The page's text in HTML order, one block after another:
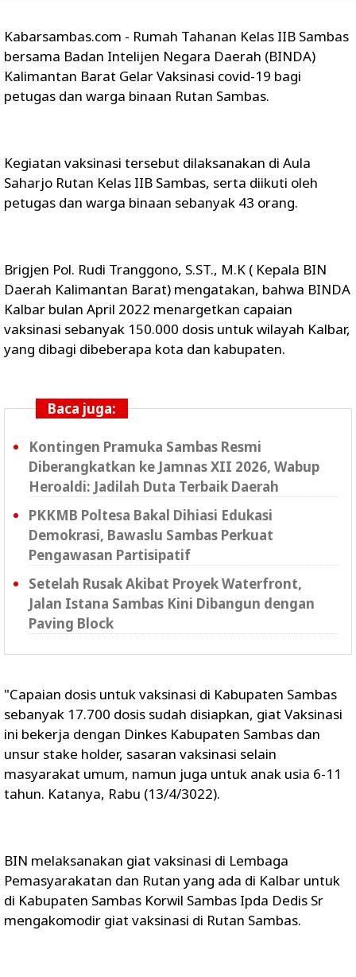
Kabarsambas.com - Rumah Tahanan Kelas IIB Sambas
bersama Badan Intelijen Negara Daerah (BINDA)
Kalimantan Barat Gelar Vaksinasi covid-19 bagi
petugas dan warga binaan Rutan Sambas.
Kegiatan vaksinasi tersebut dilaksanakan di Aula
Saharjo Rutan Kelas IIB Sambas, serta diikuti oleh
petugas dan warga binaan sebanyak 43 orang.
Brigjen Pol. Rudi Tranggono, S.ST., M.K ( Kepala BIN
Daerah Kalimantan Barat) mengatakan, bahwa BINDA
Kalbar bulan April 2022 menargetkan capaian
vaksinasi sebanyak 150.000 dosis untuk wilayah Kalbar,
yang dibagi dibeberapa kota dan kabupaten.
Baca juga:
Kontingen Pramuka Sambas Resmi
Diberangkatkan ke Jamnas XII 2026, Wabup
Heroaldi: Jadilah Duta Terbaik Daerah
PKKMB Poltesa Bakal Dihiasi Edukasi
Demokrasi, Bawaslu Sambas Perkuat
Pengawasan Partisipatif
Setelah Rusak Akibat Proyek Waterfront,
Jalan Istana Sambas Kini Dibangun dengan
Paving Block
"Capaian dosis untuk vaksinasi di Kabupaten Sambas
sebanyak 17.700 dosis sudah disiapkan, giat Vaksinasi
ini bekerja dengan Dinkes Kabupaten Sambas dan
unsur stake holder, sasaran vaksinasi selain
masyarakat umum, namun juga untuk anak usia 6-11
tahun. Katanya, Rabu (13/4/3022).
BIN melaksanakan giat vaksinasi di Lembaga
Pemasyarakatan dan Rutan yang ada di Kalbar untuk
di Kabupaten Sambas Korwil Sambas Ipda Dedis Sr
mengakomodir giat vaksinasi di Rutan Sambas.